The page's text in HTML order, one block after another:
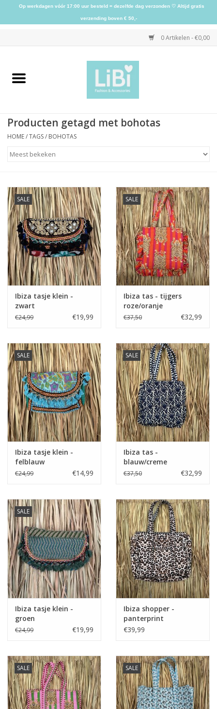
0 Artikelen - €0,00
Home
Schoenen
Sieraden
Accessoires
Home deco
SALE
Herensokken
Producten getagd met bohotas
HOME/TAGS/ BOHOTAS
SALE
Ibiza tasje klein -
zwart
€24,99 €19,99
SALE
Ibiza tas - tijgers
roze/oranje
€37,50 €32,99
SALE
Ibiza tasje klein -
felblauw
€24,99 €14,99
SALE
Ibiza tas -
blauw/creme
€37,50 €32,99
SALE
Ibiza tasje klein -
groen
€24,99 €19,99
Ibiza shopper -
panterprint
€39,99
SALE SALE
Op werkdagen vóór 17:00 uur besteld = dezelfde dag verzonden ♡ Altijd gratis
verzending boven € 50,-